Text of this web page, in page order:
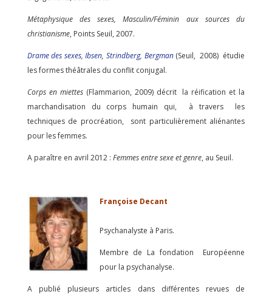
Métaphysique des sexes, Masculin/Féminin aux sources du
christianisme, Points Seuil, 2007.
Drame des sexes, Ibsen, Strindberg, Bergman (Seuil, 2008) étudie
les formes théâtrales du conflit conjugal.
Corps en miettes(Flammarion, 2009) décrit la réification et la
marchandisation du corps humain qui, à travers les
techniques de procréation, sont particulièrement aliénantes
pour les femmes.
A paraître en avril 2012 : Femmes entre sexe et genre, au Seuil.
Françoise Decant
Psychanalyste à Paris.
Membre de La fondation Européenne
pour la psychanalyse.
A publié plusieurs articles dans différentes revues de